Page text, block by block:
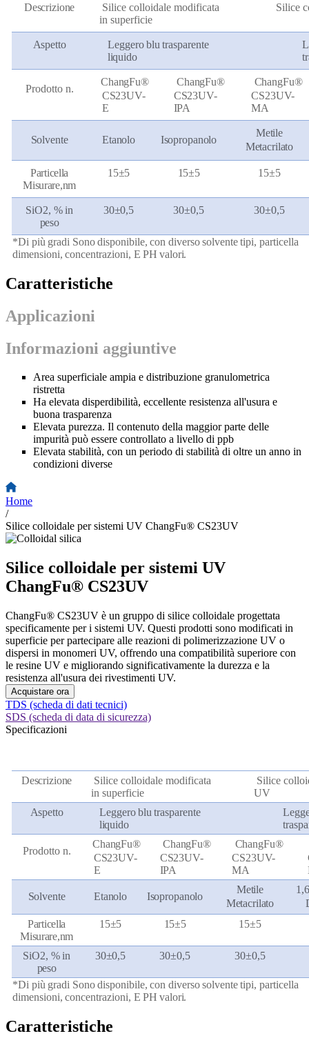
Descrizione
Silice colloidale modificata
in superficie
Silice
Aspetto Leggeroblu trasparente
liquido
Prodotto n.
ChangFu®
CS23UV-
E
ChangFu®
CS23UV-
IPA
ChangFu®
CS23UV-
MA
Solvente Etanolo Isopropanolo
Metile
Metacrilato
Particella
Misurare,nm
15±5 15±5 15±5
SiO2, % in
peso
30±0,5 30±0,5 30±0,5
*Di più gradi Sonodisponibile, con diversosolventetipi, particella
dimensioni, concentrazioni, E PH valori.
Caratteristiche
Applicazioni
Informazioni aggiuntive
Area superficiale ampia e distribuzione granulometrica
ristretta
Ha elevata disperdibilità, eccellente resistenza all'usura e
buona trasparenza
Elevata purezza. Il contenuto della maggior parte delle
impurità può essere controllato a livello di ppb
Elevata stabilità, con un periodo di stabilità di oltre un anno in
condizioni diverse
Home
/
Silice colloidale per sistemi UV ChangFu® CS23UV
Silice colloidale per sistemi UV
ChangFu® CS23UV
ChangFu® CS23UV è un gruppo di silice colloidale progettata
specificamente per i sistemi UV. Questi prodotti sono modificati in
superficie per partecipare alle reazioni di polimerizzazione UV o
dispersi in monomeri UV, offrendo una compatibilità superiore con
le resine UV e migliorando significativamente la durezza e la
resistenza all'usura dei rivestimenti UV.
Acquistare ora
TDS (scheda di dati tecnici)
SDS (scheda di data di sicurezza)
Specificazioni
Descrizione
Silice colloidale modificata
in superficie
Silice
UV
Aspetto
Leggeroblu trasparente
liquido
Prodotto n.
ChangFu®
CS23UV-
E
ChangFu®
CS23UV-
IPA
ChangFu®
CS23UV-
MA
Solvente Etanolo Isopropanolo
Metile
Metacrilato
Particella
Misurare,nm
15±5 15±5 15±5
SiO2, % in
peso
30±0,5 30±0,5 30±0,5
*Di più gradi Sonodisponibile, con diversosolventetipi, particella
dimensioni, concentrazioni, E PH valori.
Caratteristiche